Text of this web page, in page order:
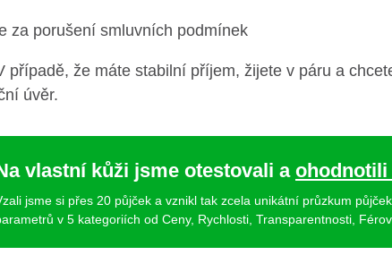
za porušení smluvních podmínek
případě, že máte stabilní příjem, žijete v páru a
úvěr.
vlastní kůži jsme otestovali a ohodnotili
jsme si přes 20 půjček a vznikl tak zcela unikátní průzkum
v 5 kategoriích od Ceny, Rychlosti, Transparentnosti,